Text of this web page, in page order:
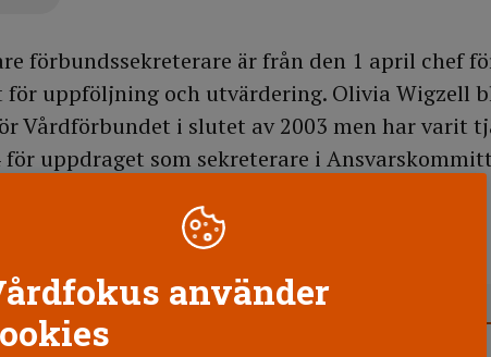
förbundssekreterare är från den 1 april chef
för uppföljning och utvärdering. Olivia Wigzell
Vårdförbundet i slutet av 2003 men har varit
för uppdraget som sekreterare i
demokratiskt borgar- och landstingsråd i
läns landsting i tio år.
använder